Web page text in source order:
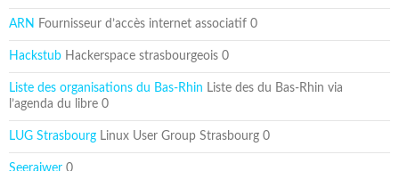
ARN Fournisseur d’accès internet associatif 0
Hackstub Hackerspace strasbourgeois 0
Liste des organisations du Bas-Rhin Liste des du Bas-Rhin via
l’agenda du libre 0
LUG Strasbourg Linux User Group Strasbourg 0